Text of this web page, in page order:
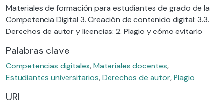
Materiales de formación para estudiantes de grado de la
Competencia Digital 3. Creación de contenido digital: 3.3.
Derechos de autor y licencias: 2. Plagio y cómo evitarlo
Palabras clave
Competencias digitales,Materiales docentes,
Estudiantes universitarios,Derechos de autor,Plagio
URI